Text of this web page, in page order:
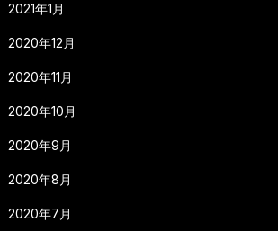
2021年1月
2020年12月
2020年11月
2020年10月
2020年9月
2020年8月
2020年7月